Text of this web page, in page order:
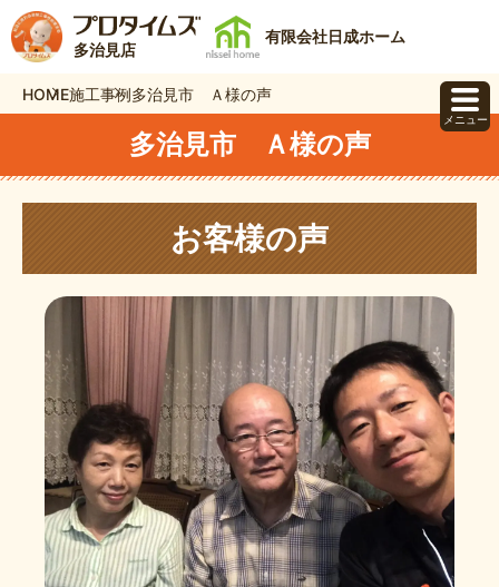
多治見店
有限会社日成ホーム
HOME施工事例多治見市 Ａ様の声
多治見市 Ａ様の声
お客様の声
メニュー